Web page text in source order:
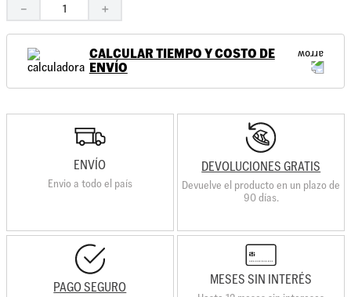
＋
－
CALCULAR TIEMPO Y COSTO DE
ENVÍO
ENVÍO
Envio a todo el país
DEVOLUCIONES GRATIS
Devuelve el producto en un plazo de
90 días.
PAGO SEGURO MESES SIN INTERÉS